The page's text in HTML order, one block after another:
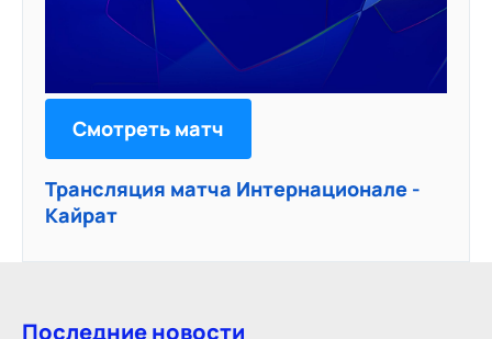
Смотреть матч
Трансляция матча Интернационале -
Кайрат
Последние новости